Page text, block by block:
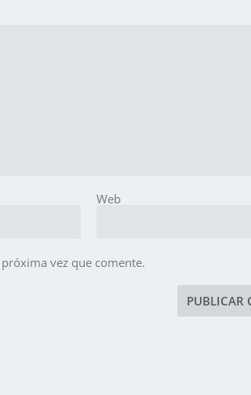
Web
vez que comente.